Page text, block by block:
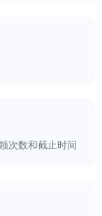
次数和截止时间